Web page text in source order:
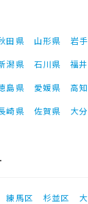
田県 山形県 岩
潟県 石川県 福
島県 愛媛県 高
崎県 佐賀県 大
練馬区 杉並区